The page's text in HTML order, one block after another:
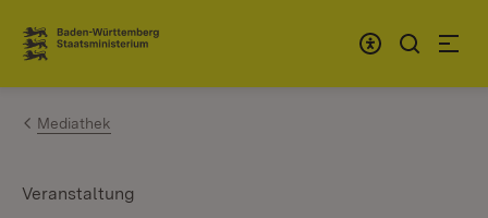
Zum Inhalt springen
Link zur Startseite
Mediathek
Veranstaltung